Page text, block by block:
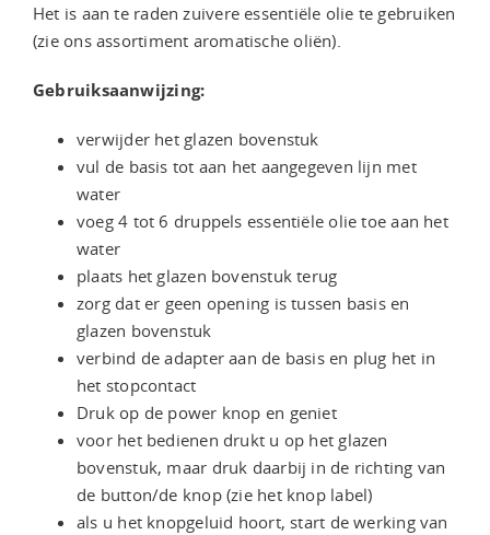
Het is aan te raden zuivere essentiële olie te gebruiken
(zie ons assortiment aromatische oliën).
Gebruiksaanwijzing:
verwijder het glazen bovenstuk
vul de basis tot aan het aangegeven lijn met
water
voeg 4 tot 6 druppels essentiële olie toe aan het
water
plaats het glazen bovenstuk terug
zorg dat er geen opening is tussen basis en
glazen bovenstuk
verbind de adapter aan de basis en plug het in
het stopcontact
Druk op de power knop en geniet
voor het bedienen drukt u op het glazen
bovenstuk, maar druk daarbij in de richting van
de button/de knop (zie het knop label)
als u het knopgeluid hoort, start de werking van